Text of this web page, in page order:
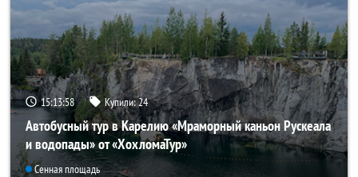
15:13:57 Купили:24
Автобусный тур в Карелию «Мраморный каньон Рускеала
и водопады» от «ХохломаТур»
Сенная площадь